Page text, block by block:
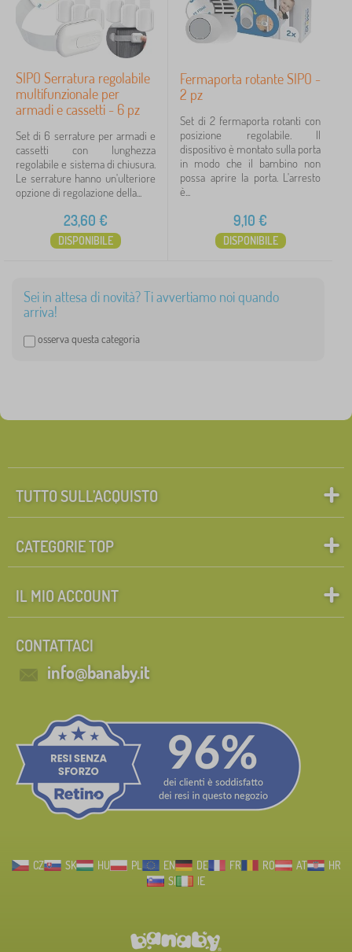
Cerca all'interno del filtro
Annulla FILTRAGGIO
SIPO Serratura regolabile
multifunzionale per
armadi e cassetti - 6 pz
Set di 6 serrature per armadi e
cassetti con lunghezza
regolabile e sistema di chiusura.
Le serrature hanno un'ulteriore
opzione di regolazione della...
23,60 €
DISPONIBILE
Fermaporta rotante SIPO -
2 pz
Set di 2 fermaporta rotanti con
posizione regolabile. Il
dispositivo è montato sulla porta
in modo che il bambino non
possa aprire la porta. L'arresto
è...
9,10 €
DISPONIBILE
Sei in attesa di novità? Ti avvertiamo noi quando
arriva!
osserva questa categoria
TUTTO SULL’ACQUISTO
CATEGORIE TOP
IL MIO ACCOUNT
CONTATTACI
info@banaby.it
CZ SK HU PL EN DE FR RO AT
HR
SI
IE